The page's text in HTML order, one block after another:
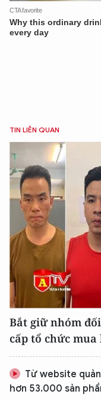
TIN LIÊN QUAN
Bắt giữ nhóm
cấp tổ chức
Từ website
hơn 53.000 sản